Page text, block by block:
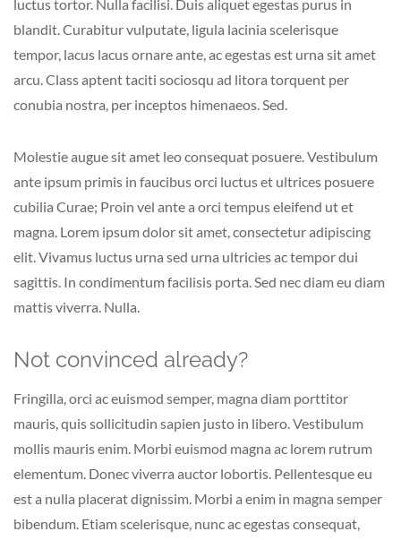
luctus tortor. Nulla facilisi. Duis aliquet egestas purus in
blandit. Curabitur vulputate, ligula lacinia scelerisque
tempor, lacus lacus ornare ante, ac egestas est urna sit amet
arcu. Class aptent taciti sociosqu ad litora torquent per
conubia nostra, per inceptos himenaeos. Sed.
Molestie augue sit amet leo consequat posuere. Vestibulum
ante ipsum primis in faucibus orci luctus et ultrices posuere
cubilia Curae; Proin vel ante a orci tempus eleifend ut et
magna. Lorem ipsum dolor sit amet, consectetur adipiscing
elit. Vivamus luctus urna sed urna ultricies ac tempor dui
sagittis. In condimentum facilisis porta. Sed nec diam eu diam
mattis viverra. Nulla.
Not convinced already?
Fringilla, orci ac euismod semper, magna diam porttitor
mauris, quis sollicitudin sapien justo in libero. Vestibulum
mollis mauris enim. Morbi euismod magna ac lorem rutrum
elementum. Donec viverra auctor lobortis. Pellentesque eu
est a nulla placerat dignissim. Morbi a enim in magna semper
bibendum. Etiam scelerisque, nunc ac egestas consequat,